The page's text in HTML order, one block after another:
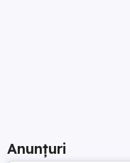
Anunțuri